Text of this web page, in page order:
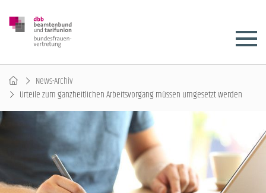
News-Archiv
Urteile zum ganzheitlichen Arbeitsvorgang müssen umgesetzt werden